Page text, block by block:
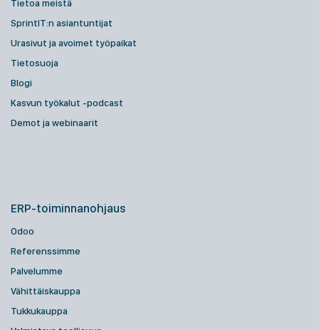
Tietoa meistä
SprintIT:n asiantuntijat
Urasivut ja avoimet työpaikat
Tietosuoja
Blogi
Kasvun työkalut -podcast
Demot ja webinaarit
ERP-toiminnanohjaus
Odoo
Referenssimme
Palvelumme
Vähittäiskauppa
Tukkukauppa